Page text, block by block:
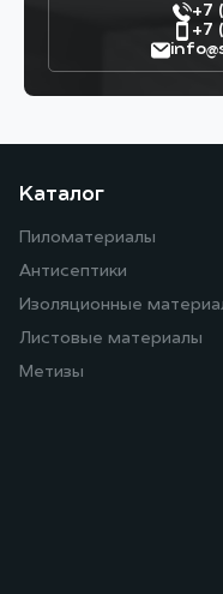
+7
+7
Каталог
Пиломатериалы
Антисептики
Изоляционные
Листовые материалы
Метизы